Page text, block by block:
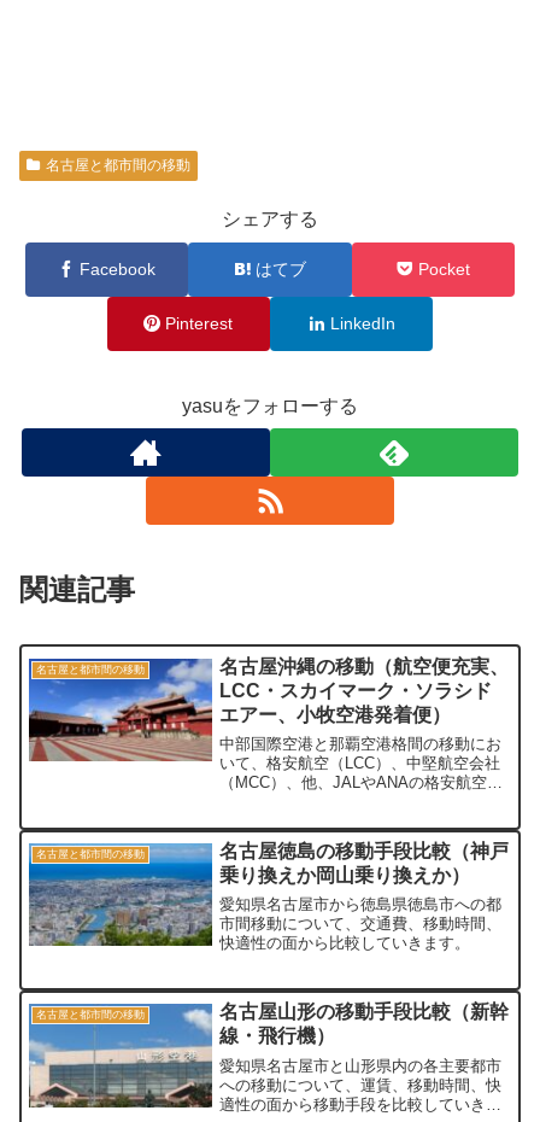
名古屋と都市間の移動
シェアする
Facebook はてブ Pocket
Pinterest LinkedIn
yasuをフォローする
関連記事
名古屋と都市間の移動
名古屋沖縄の移動（航空便充実、
LCC・スカイマーク・ソラシド
エアー、小牧空港発着便）
中部国際空港と那覇空港格間の移動にお
いて、格安航空（LCC）、中堅航空会社
（MCC）、他、JALやANAの格安航空券
点から比較していきます。
名古屋と都市間の移動
名古屋徳島の移動手段比較（神戸
乗り換えか岡山乗り換えか）
愛知県名古屋市から徳島県徳島市への都
市間移動について、交通費、移動時間、
快適性の面から比較していきます。
名古屋と都市間の移動
名古屋山形の移動手段比較（新幹
線・飛行機）
愛知県名古屋市と山形県内の各主要都市
への移動について、運賃、移動時間、快
適性の面から移動手段を比較していきま